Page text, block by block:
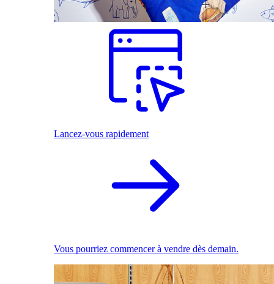
Lancez-vous rapidement
Vous pourriez commencer à vendre dès demain.